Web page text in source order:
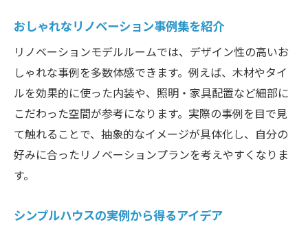
おしゃれなリノベーション事例集を紹介
リノベーションモデルルームでは、デザイン性の高いお
しゃれな事例を多数体感できます。例えば、木材やタイ
ルを効果的に使った内装や、照明・家具配置など細部に
こだわった空間が参考になります。実際の事例を目で見
て触れることで、抽象的なイメージが具体化し、自分の
好みに合ったリノベーションプランを考えやすくなりま
す。
シンプルハウスの実例から得るアイデア